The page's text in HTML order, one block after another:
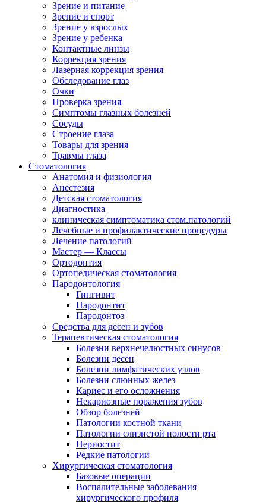
Зрение и питание
Зрение и спорт
Зрение у взрослых
Зрение у ребенка
Контактные линзы
Коррекция зрения
Лазерная коррекция зрения
Обследование глаз
Очки
Проверка зрения
Симптомы глазных болезней
Сосуды
Строение глаза
Товары для зрения
Травмы глаза
Стоматология
Анатомия и физиология
Анестезия
Детская стоматология
Диагностика
клиническая симптоматика стом.патологий
Лечебные и профилактические процедуры
Лечение патологий
Мастер — Классы
Ортодонтия
Ортопедическая стоматология
Пародонтология
Гингивит
Пародонтит
Пародонтоз
Средства для десен и зубов
Терапевтическая стоматология
Болезни верхнечелюстных синусов
Болезни десен
Болезни лимфатических узлов
Болезни слюнных желез
Кариес и его осложнения
Некариозные поражения зубов
Обзор болезней
Патологии костной ткани
Патологии слизистой полости рта
Периостит
Редкие патологии
Хирургическая стоматология
Базовые операции
Воспалительные заболевания
хирургического профиля